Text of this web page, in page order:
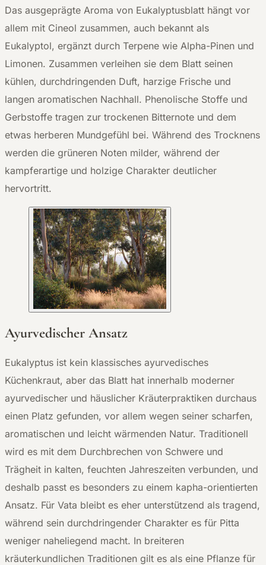
Das ausgeprägte Aroma von Eukalyptusblatt hängt vor
allem mit Cineol zusammen, auch bekannt als
Eukalyptol, ergänzt durch Terpene wie Alpha-Pinen und
Limonen. Zusammen verleihen sie dem Blatt seinen
kühlen, durchdringenden Duft, harzige Frische und
langen aromatischen Nachhall. Phenolische Stoffe und
Gerbstoffe tragen zur trockenen Bitternote und dem
etwas herberen Mundgefühl bei. Während des Trocknens
werden die grüneren Noten milder, während der
kampferartige und holzige Charakter deutlicher
hervortritt.
Ayurvedischer Ansatz
Eukalyptus ist kein klassisches ayurvedisches
Küchenkraut, aber das Blatt hat innerhalb moderner
ayurvedischer und häuslicher Kräuterpraktiken durchaus
einen Platz gefunden, vor allem wegen seiner scharfen,
aromatischen und leicht wärmenden Natur. Traditionell
wird es mit dem Durchbrechen von Schwere und
Trägheit in kalten, feuchten Jahreszeiten verbunden, und
deshalb passt es besonders zu einem kapha-orientierten
Ansatz. Für Vata bleibt es eher unterstützend als tragend,
während sein durchdringender Charakter es für Pitta
weniger naheliegend macht. In breiteren
kräuterkundlichen Traditionen gilt es als eine Pflanze für